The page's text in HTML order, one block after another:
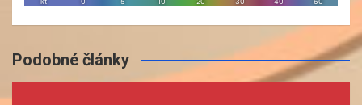
Podobné články